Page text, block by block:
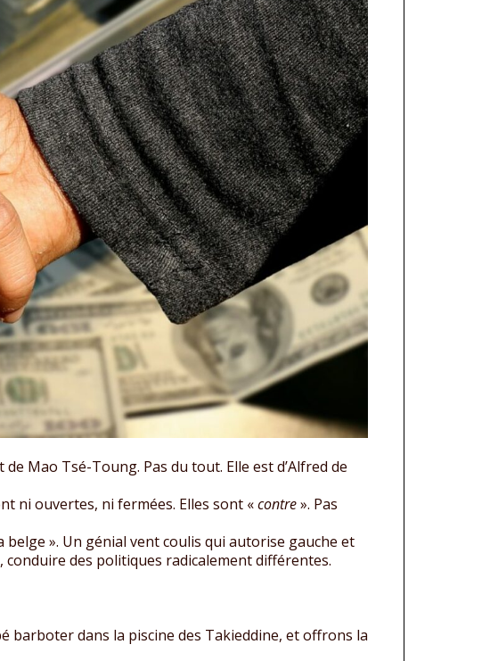
Mao Tsé-Toung. Pas du tout. Elle est d’Alfred de
ni ouvertes, ni fermées. Elles sont «contre». Pas
». Un génial vent coulis qui autorise gauche et
des politiques radicalement différentes.
barboter dans la piscine des Takieddine, et offrons la